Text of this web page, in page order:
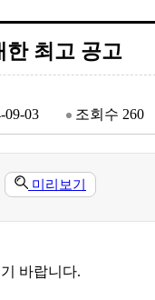
한 최고 공고
09-03 조회수 260
미리보기
바랍니다.